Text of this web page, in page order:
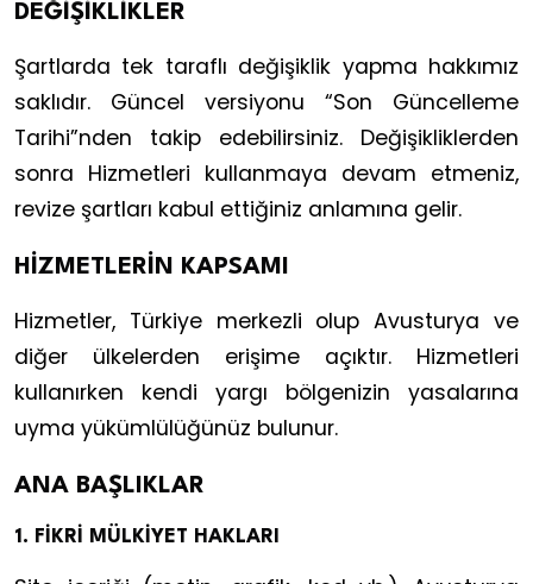
DEĞİŞİKLİKLER
Şartlarda tek taraflı değişiklik yapma hakkımız
saklıdır. Güncel versiyonu “Son Güncelleme
Tarihi”nden takip edebilirsiniz. Değişikliklerden
sonra Hizmetleri kullanmaya devam etmeniz,
revize şartları kabul ettiğiniz anlamına gelir.
HİZMETLERİN KAPSAMI
Hizmetler, Türkiye merkezli olup Avusturya ve
diğer ülkelerden erişime açıktır. Hizmetleri
kullanırken kendi yargı bölgenizin yasalarına
uyma yükümlülüğünüz bulunur.
ANA BAŞLIKLAR
1. FİKRİ MÜLKİYET HAKLARI